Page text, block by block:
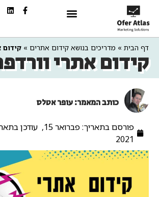
דף הבית » מדריכים בנושא קידום אתרים » קידום
קידום אתרי
כותב המאמר: עופר אטלס
פורסם בתאריך:
פברואר 15,
2021
עודכן בתאריך: